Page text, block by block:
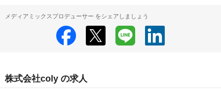
メディアミックスプロデューサー をシェアしましょう
株式会社coly の求人